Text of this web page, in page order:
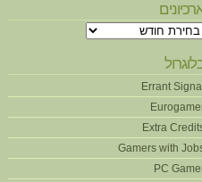
ארכיונים
Errant Signal
Extra
Gamers with
PC